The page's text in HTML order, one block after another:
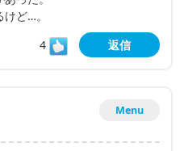
ど…。
4
返信
Menu